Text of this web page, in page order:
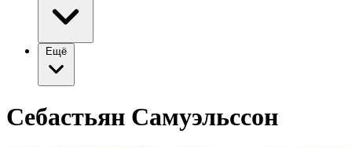
Ещё
Себастьян Самуэльссон